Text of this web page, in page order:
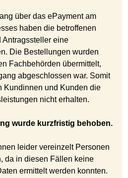
über das ePayment am
haben die betroffenen
eine
Die Bestellungen wurden
Fachbehörden übermittelt,
abgeschlossen war. Somit
Kundinnen und Kunden die
nicht erhalten.
wurde kurzfristig behoben.
leider vereinzelt Personen
da in diesen Fällen keine
ermittelt werden konnten.